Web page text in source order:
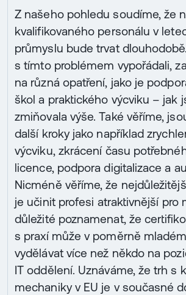
Z našeho pohledu soudíme, že
kvalifikovaného personálu v
průmyslu bude trvat
s tímto problémem vypořádali,
na různá opatření, jako je
škol a praktického výcviku – jak
zmiňovala výše. Také věříme,
další kroky jako například
výcviku, zkrácení času
licence, podpora digitalizace a
Nicméně věříme, že
je učinit profesi atraktivnější pro
důležité poznamenat, že
s praxí může v poměrně
vydělávat více než někdo na
IT oddělení. Uznáváme, že trh s
mechaniky v EU je v současné